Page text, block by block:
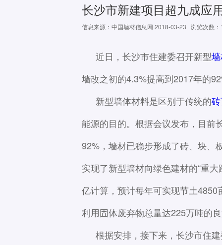
长沙市新建项目超九成应
信息来源：中国墙材信息网 2018-03-23 浏览次数
近日，长沙市住建委召开新型
墙改之初的4.3%提高到2017年的
新型墙体材料是区别于传统的
能源的目的。根据会议发布，目前
92%，墙材已稳步形成了砖、块、
实现了新型墙材向绿色建材的“重
亿计算，预计每年可实现节土
利用固体废弃物总量达225万吨的
根据安排，接下来，长沙市住